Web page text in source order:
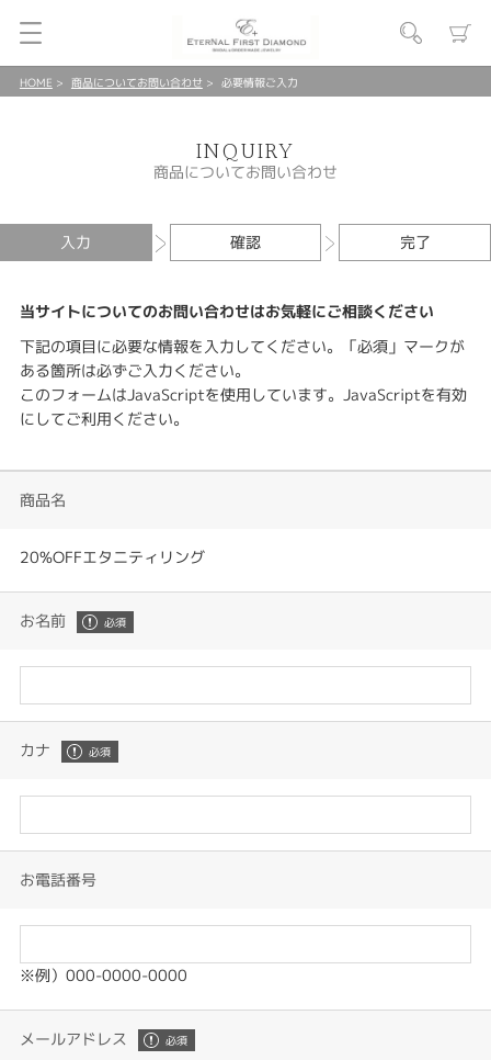
HOME 商品についてお問い合わせ 必要情報ご入力
INQUIRY
商品についてお問い合わせ
入力 確認 完了
当サイトについてのお問い合わせはお気軽にご相談ください
下記の項目に必要な情報を入力してください。「必須」マークが
ある箇所は必ずご入力ください。
このフォームはJavaScriptを使用しています。JavaScriptを有効
にしてご利用ください。
商品名
20%OFFエタニティリング
お名前
カナ
お電話番号
※例）000-0000-0000
メールアドレス